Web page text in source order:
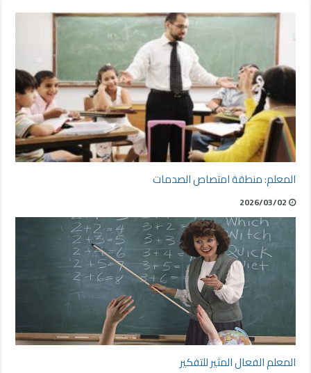
المعلم: منطقة امتصاص الصدمات
2026/03/02
المعلم الفعال المثير للتفكير